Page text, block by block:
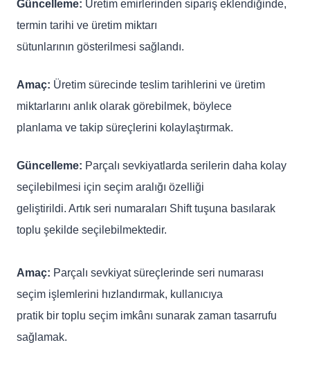
Güncelleme: Üretim emirlerinden sipariş eklendiğinde,
termin tarihi ve üretim miktarı
sütunlarının gösterilmesi sağlandı.
Amaç: Üretim sürecinde teslim tarihlerini ve üretim
miktarlarını anlık olarak görebilmek, böylece
planlama ve takip süreçlerini kolaylaştırmak.
Güncelleme: Parçalı sevkiyatlarda serilerin daha kolay
seçilebilmesi için seçim aralığı özelliği
geliştirildi. Artık seri numaraları Shift tuşuna basılarak
toplu şekilde seçilebilmektedir.
Amaç: Parçalı sevkiyat süreçlerinde seri numarası
seçim işlemlerini hızlandırmak, kullanıcıya
pratik bir toplu seçim imkânı sunarak zaman tasarrufu
sağlamak.